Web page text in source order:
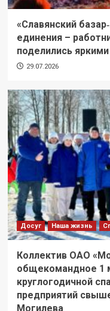
«Славянский
единения –
поделились
29.07.2026
Досуг Наша жизнь
Коллектив ОАО
общекомандное 1
круглогодичной
предприятий
Могилева